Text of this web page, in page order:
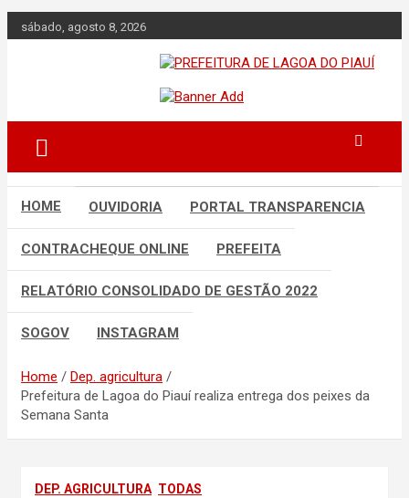
Skip
to
sábado, agosto 8, 2026
PREFEITURA DE
LAGOA DO PIAUÍ
HOME OUVIDORIA PORTAL TRANSPARENCIA
CONTRACHEQUE ONLINE PREFEITA
RELATÓRIO CONSOLIDADO DE GESTÃO 2022
SOGOV INSTAGRAM
Home
Dep. agricultura
Prefeitura de Lagoa do Piauí realiza entrega dos peixes da
Semana Santa
DEP. AGRICULTURA TODAS